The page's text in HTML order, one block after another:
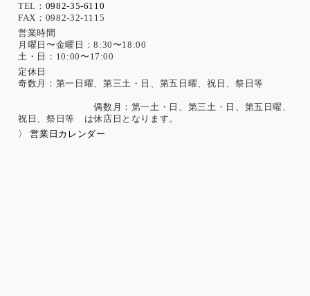
TEL： 0982-35-6110
FAX：0982-32-1115
営業時間
月曜日〜金曜日：8:30〜18:00
土・日：10:00〜17:00
定休日
奇数月：第一日曜、第三土・日、第五日曜、祝日、祭日等
偶数月：第一土・日、第三土・日、第五日曜、
祝日、祭日等 は休店日となります。
〉 営業日カレンダー